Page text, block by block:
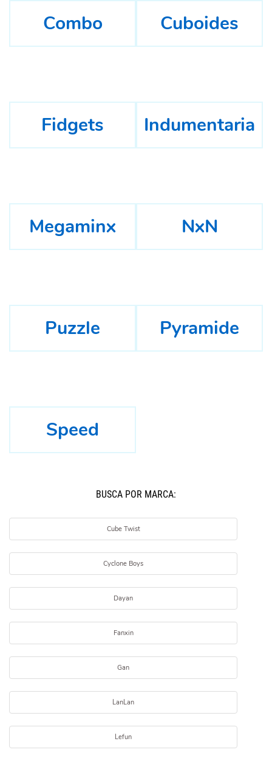
Combo Cuboides
Fidgets Indumentaria
Megaminx NxN
Puzzle Pyramide
Speed
BUSCÁ POR MARCA:
Cube Twist
Cyclone Boys
Dayan
Fanxin
Gan
LanLan
Lefun